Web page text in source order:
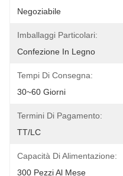
Negoziabile
Imballaggi Particolari:
Confezione In Legno
Tempi Di Consegna:
30~60 Giorni
Termini Di Pagamento:
TT/LC
Capacità Di Alimentazione:
300 Pezzi Al Mese